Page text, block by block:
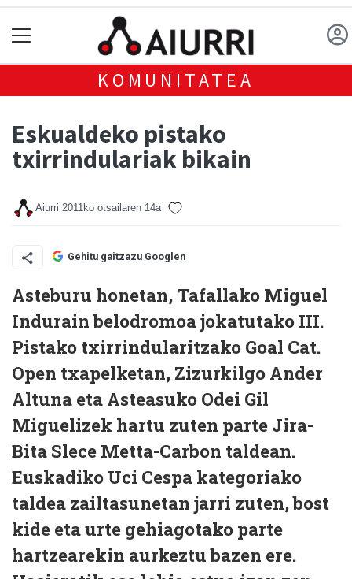
KOMUNITATEA
Eskualdeko pistako
txirrindulariak bikain
Aiurri 2011ko otsailaren 14a
Gehitu gaitzazu Googlen
Asteburu honetan, Tafallako Miguel
Indurain belodromoa jokatutako III.
Pistako txirrindularitzako Goal Cat.
Open txapelketan, Zizurkilgo Ander
Altuna eta Asteasuko Odei Gil
Miguelizek hartu zuten parte Jira-
Bita Slece Metta-Carbon taldean.
Euskadiko Uci Cespa kategoriako
taldea zailtasunetan jarri zuten, bost
kide eta urte gehiagotako parte
hartzearekin aurkeztu bazen ere.